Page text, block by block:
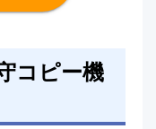
コピー機